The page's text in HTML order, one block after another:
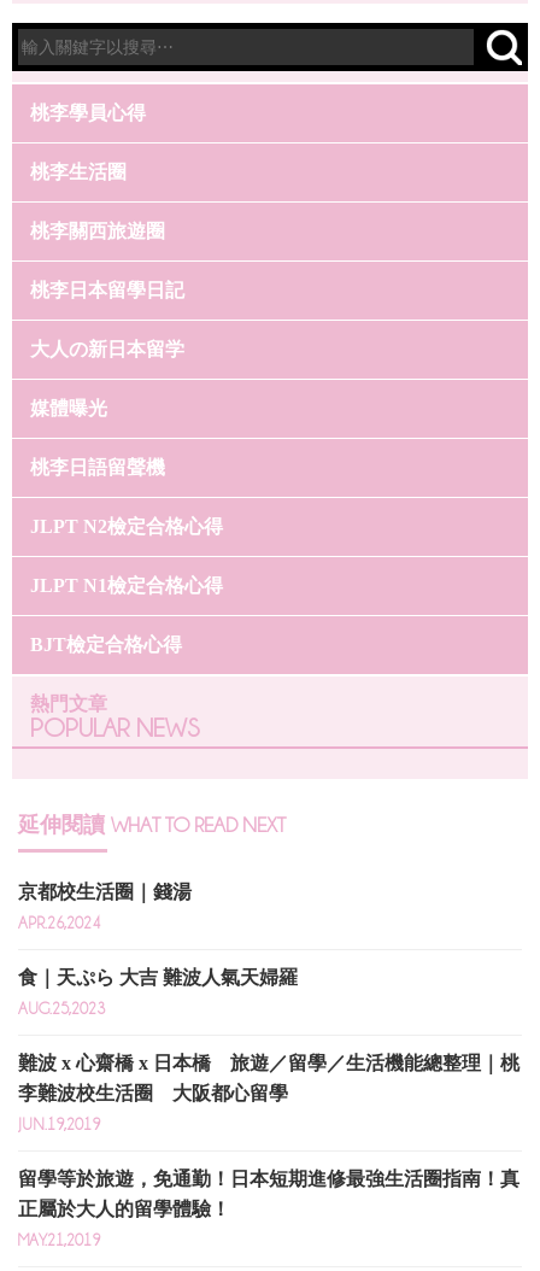
桃李學員心得
桃李生活圈
桃李關西旅遊圈
桃李日本留學日記
大人の新日本留学
媒體曝光
桃李日語留聲機
JLPT N2檢定合格心得
JLPT N1檢定合格心得
BJT檢定合格心得
熱門文章
POPULAR NEWS
延伸閱讀 WHAT TO READ NEXT
京都校生活圈｜錢湯
APR.26,2024
食｜天ぷら 大吉 難波人氣天婦羅
AUG.25,2023
難波 x 心齋橋 x 日本橋 旅遊／留學／生活機能總整理｜桃
李難波校生活圈 大阪都心留學
JUN.19,2019
留學等於旅遊，免通勤！日本短期進修最強生活圈指南！真
正屬於大人的留學體驗！
MAY.21,2019